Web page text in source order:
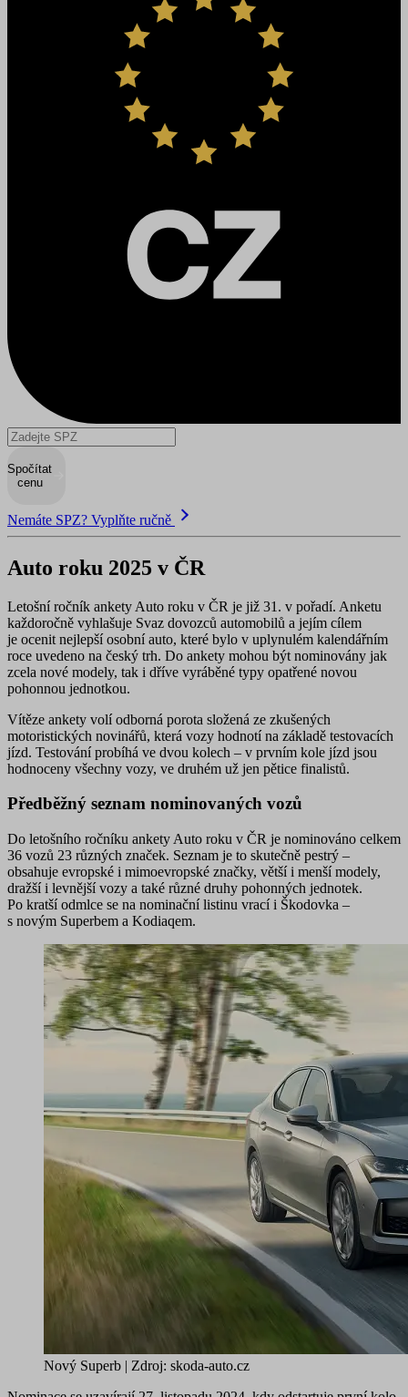
Spočítat
cenu
Nemáte SPZ? Vyplňte ručně
Auto roku 2025 v ČR
Letošní ročník ankety Auto roku v ČR je již 31. v pořadí. Anketu
každoročně vyhlašuje Svaz dovozců automobilů a jejím cílem
je ocenit nejlepší osobní auto, které bylo v uplynulém kalendářním
roce uvedeno na český trh. Do ankety mohou být nominovány jak
zcela nové modely, tak i dříve vyráběné typy opatřené novou
pohonnou jednotkou.
Vítěze ankety volí odborná porota složená ze zkušených
motoristických novinářů, která vozy hodnotí na základě testovacích
jízd. Testování probíhá ve dvou kolech – v prvním kole jízd jsou
hodnoceny všechny vozy, ve druhém už jen pětice finalistů.
Předběžný seznam nominovaných vozů
Do letošního ročníku ankety Auto roku v ČR je nominováno celkem
36 vozů 23 různých značek. Seznam je to skutečně pestrý –
obsahuje evropské i mimoevropské značky, větší i menší modely,
dražší i levnější vozy a také různé druhy pohonných jednotek.
Po kratší odmlce se na nominační listinu vrací i Škodovka –
s novým Superbem a Kodiaqem.
Nový Superb | Zdroj: skoda-auto.cz